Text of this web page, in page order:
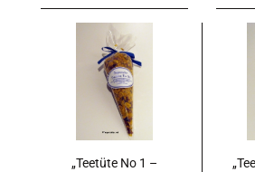
„Teetüte No 1 –